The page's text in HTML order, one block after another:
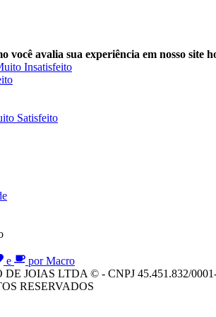
você avalia sua experiência em nosso site
Insatisfeito
Satisfeito
e
por Macro
JOIAS LTDA © - CNPJ 45.451.832/
RESERVADOS